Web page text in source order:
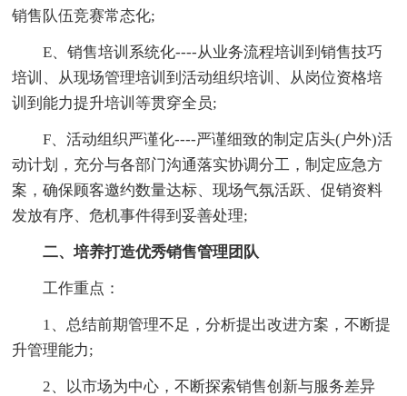
销售队伍竞赛常态化;
E、销售培训系统化----从业务流程培训到销售技巧
培训、从现场管理培训到活动组织培训、从岗位资格培
训到能力提升培训等贯穿全员;
F、活动组织严谨化----严谨细致的制定店头(户外)活
动计划，充分与各部门沟通落实协调分工，制定应急方
案，确保顾客邀约数量达标、现场气氛活跃、促销资料
发放有序、危机事件得到妥善处理;
二、培养打造优秀销售管理团队
工作重点：
1、总结前期管理不足，分析提出改进方案，不断提
升管理能力;
2、以市场为中心，不断探索销售创新与服务差异